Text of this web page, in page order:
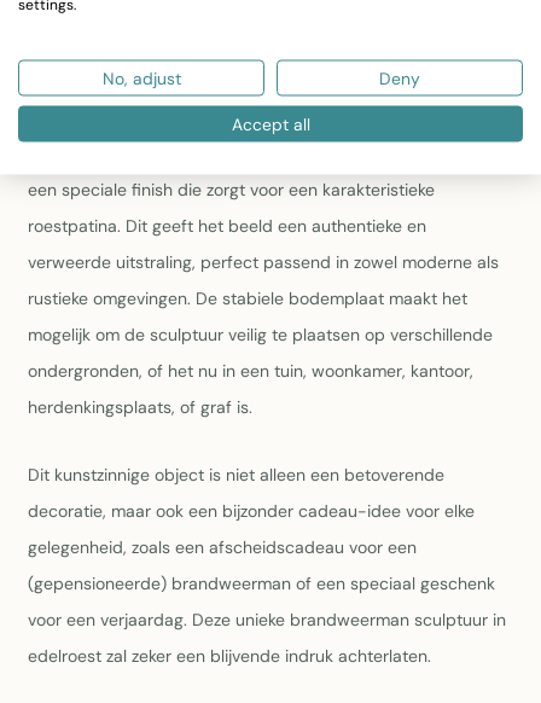
masker, zuurstofapparaat, brandweerlaarzen en
een speciale finish die zorgt voor een karakteristieke
roestpatina. Dit geeft het beeld een authentieke en
verweerde uitstraling, perfect passend in zowel moderne als
rustieke omgevingen. De stabiele bodemplaat maakt het
mogelijk om de sculptuur veilig te plaatsen op verschillende
ondergronden, of het nu in een tuin, woonkamer, kantoor,
herdenkingsplaats, of graf is.
Dit kunstzinnige object is niet alleen een betoverende
decoratie, maar ook een bijzonder cadeau-idee voor elke
gelegenheid, zoals een afscheidscadeau voor een
(gepensioneerde) brandweerman of een speciaal geschenk
voor een verjaardag. Deze unieke brandweerman sculptuur in
edelroest zal zeker een blijvende indruk achterlaten.
settings.
No, adjust Deny
Accept all